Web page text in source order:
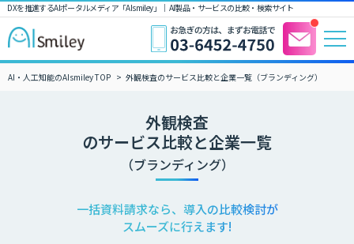
DXを推進するAIポータルメディア「AIsmiley」｜ AI製品・サービスの比較・検索サイト
AI・人工知能のAIsmiley TOP 外観検査のサービス比較と企業一覧（ブランディング）
外観検査
のサービス比較と企業一覧
（ブランディング）
一括資料請求なら、導入の比較検討が
スムーズに行えます!